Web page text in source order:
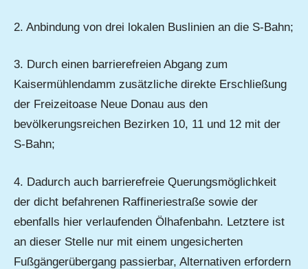
2. Anbindung von drei lokalen Buslinien an die S-Bahn;
3. Durch einen barrierefreien Abgang zum
Kaisermühlendamm zusätzliche direkte Erschließung
der Freizeitoase Neue Donau aus den
bevölkerungsreichen Bezirken 10, 11 und 12 mit der
S-Bahn;
4. Dadurch auch barrierefreie Querungsmöglichkeit
der dicht befahrenen Raffineriestraße sowie der
ebenfalls hier verlaufenden Ölhafenbahn. Letztere ist
an dieser Stelle nur mit einem ungesicherten
Fußgängerübergang passierbar, Alternativen erfordern